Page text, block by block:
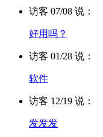
访客 07/08 说：
好用吗？
访客 01/28 说：
软件
访客 12/19 说：
发发发